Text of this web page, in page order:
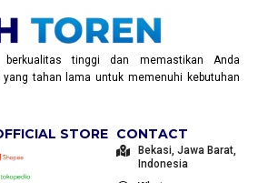
berkualitas tinggi dan memastikan Anda
tahan lama untuk memenuhi kebutuhan
STORE CONTACT
Bekasi, Jawa Barat,
Indonesia